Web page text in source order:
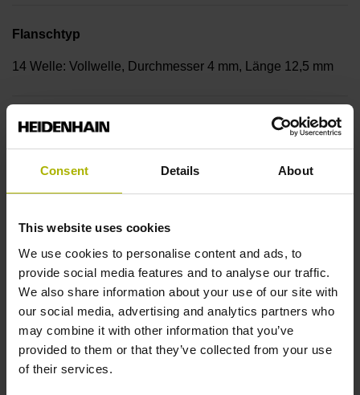
Consent Details About
This website uses cookies
We use cookies to personalise content and ads, to
provide social media features and to analyse our traffic.
We also share information about your use of our site with
our social media, advertising and analytics partners who
may combine it with other information that you’ve
provided to them or that they’ve collected from your use
of their services.
Flanschtyp
14 Welle: Vollwelle, Durchmesser 4 mm, Länge 12,5 mm
Wellentyp
IP64 (EN60529)
Arbeitstemperatur
-10/+100 °C